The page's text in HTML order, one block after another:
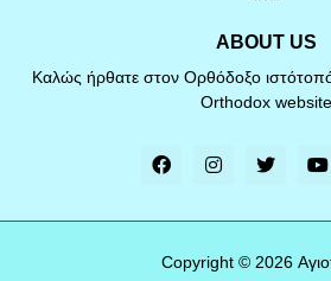
ABOUT US
Καλώς ήρθατε στον Ορθόδοξο
Orthodox website
Copyright © 2026